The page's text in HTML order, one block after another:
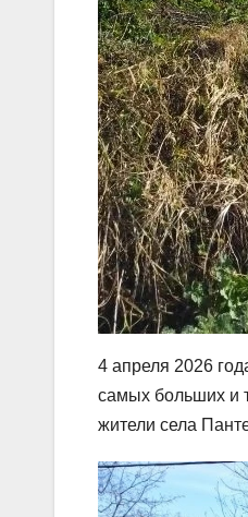
4 апреля 2026
самых больших и
жители села